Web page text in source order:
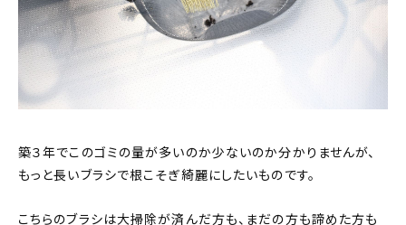
築３年でこのゴミの量が多いのか少ないのか分かりませんが、
もっと長いブラシで根こそぎ綺麗にしたいものです。
こちらのブラシは大掃除が済んだ方も、まだの方も諦めた方も